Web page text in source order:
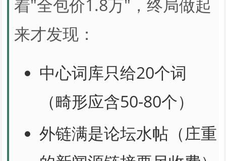
着"全包价1.8万"，终局做起
来才发现：
中心词库只给20个词
（畸形应含50-80个）
外链满是论坛水帖（庄重